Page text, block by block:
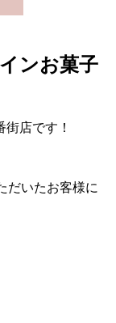
ンお菓子
店です！
だいたお客様に